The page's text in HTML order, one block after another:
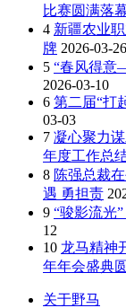
比赛圆满落
4 新疆农业
牌 2026-03-26
5 “春风得意
2026-03-10
6 第二届“打
03-03
7 凝心聚力
年度工作总
8 陈强总裁
遇 勇担责
9 “骏影流光
12
10 龙马精神
年年会盛典
关于野马